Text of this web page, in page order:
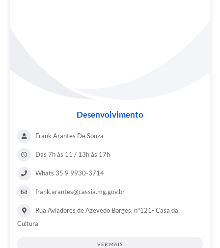
Desenvolvimento
Frank Arantes De Souza
Das 7h às 11 / 13h às 17h
Whats 35 9 9930-3714
frank.arantes@cassia.mg.gov.br
Rua Aviadores de Azevedo Borges, n°121- Casa da
Cultura
VER MAIS